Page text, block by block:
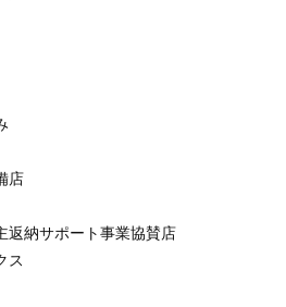
店
返納サポート事業協賛店
ス